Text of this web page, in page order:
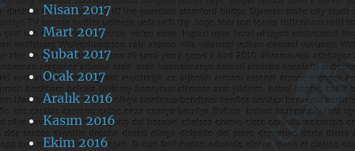
Nisan 2017
Mart 2017
Şubat 2017
Ocak 2017
Aralık 2016
Kasım 2016
Ekim 2016